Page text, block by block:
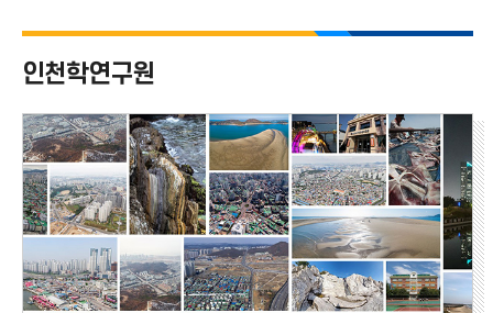
인천학연구원